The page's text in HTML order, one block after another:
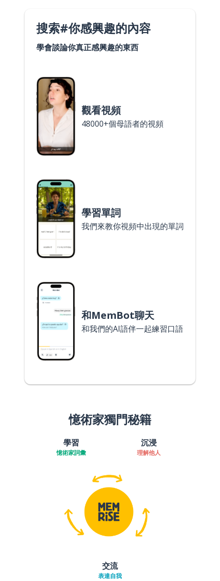
搜索#你感興趣的內容
學會談論你真正感興趣的東西
觀看視頻
48000+個母語者的視頻
學習單詞
我們來教你視頻中出現的單詞
和MemBot聊天
和我們的AI語伴一起練習口語
憶術家獨門秘籍
學習
憶術家詞彙
沉浸
理解他人
交流
表達自我